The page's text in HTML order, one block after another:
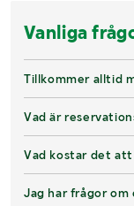
Vanliga
Tillkommer alltid
Vad är
Vad kostar det att
Jag har frågor om